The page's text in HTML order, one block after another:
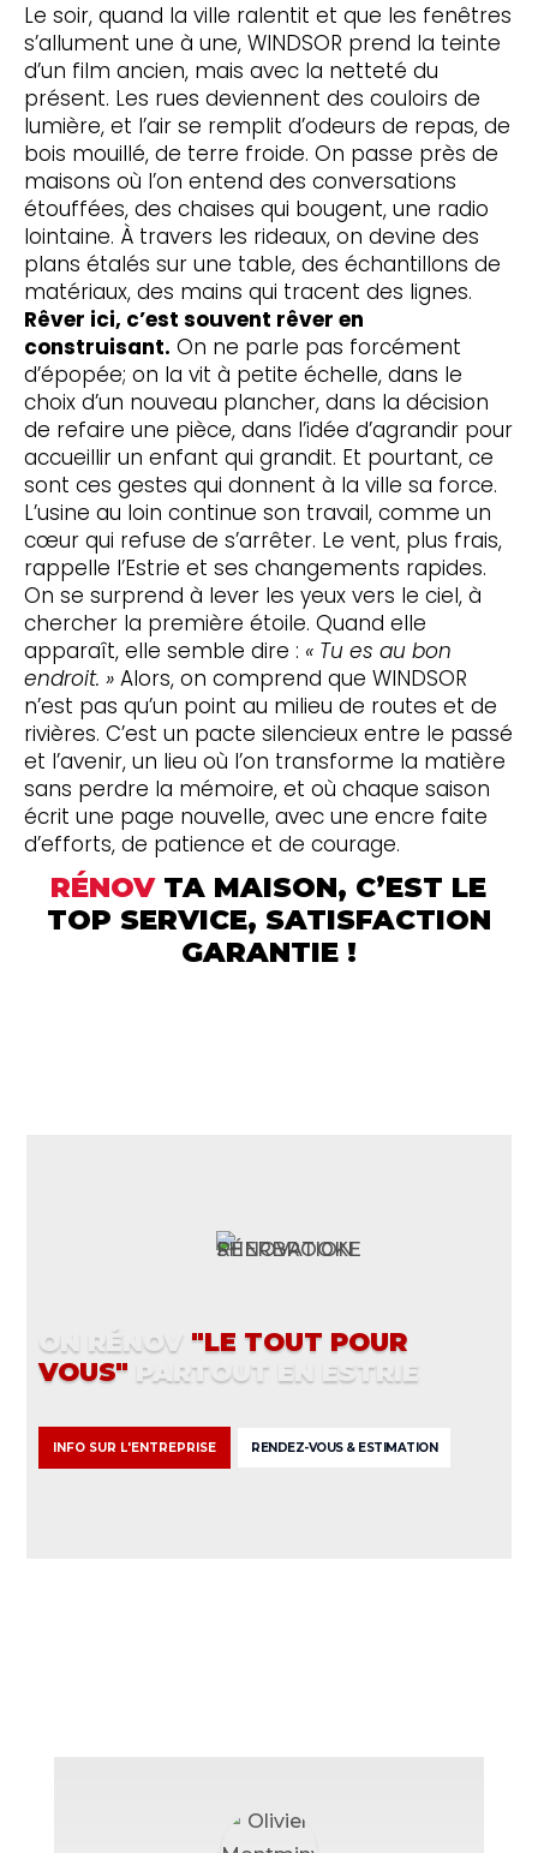
Le soir, quand la ville ralentit et que les fenêtres
s’allument une à une, WINDSOR prend la teinte
d’un film ancien, mais avec la netteté du
présent. Les rues deviennent des couloirs de
lumière, et l’air se remplit d’odeurs de repas, de
bois mouillé, de terre froide. On passe près de
maisons où l’on entend des conversations
étouffées, des chaises qui bougent, une radio
lointaine. À travers les rideaux, on devine des
plans étalés sur une table, des échantillons de
matériaux, des mains qui tracent des lignes.
Rêver ici, c’est souvent rêver en
construisant. On ne parle pas forcément
d’épopée; on la vit à petite échelle, dans le
choix d’un nouveau plancher, dans la décision
de refaire une pièce, dans l’idée d’agrandir pour
accueillir un enfant qui grandit. Et pourtant, ce
sont ces gestes qui donnent à la ville sa force.
L’usine au loin continue son travail, comme un
cœur qui refuse de s’arrêter. Le vent, plus frais,
rappelle l’Estrie et ses changements rapides.
On se surprend à lever les yeux vers le ciel, à
chercher la première étoile. Quand elle
apparaît, elle semble dire : « Tu es au bon
endroit. »Alors, on comprend que WINDSOR
n’est pas qu’un point au milieu de routes et de
rivières. C’est un pacte silencieux entre le passé
et l’avenir, un lieu où l’on transforme la matière
sans perdre la mémoire, et où chaque saison
écrit une page nouvelle, avec une encre faite
d’efforts, de patience et de courage.
RÉNOV TA MAISON, C’EST LE
TOP SERVICE, SATISFACTION
GARANTIE !
ON RÉNOV "LE TOUT POUR
VOUS" PARTOUT EN ESTRIE
INFO SUR L'ENTREPRISE RENDEZ-VOUS & ESTIMATION